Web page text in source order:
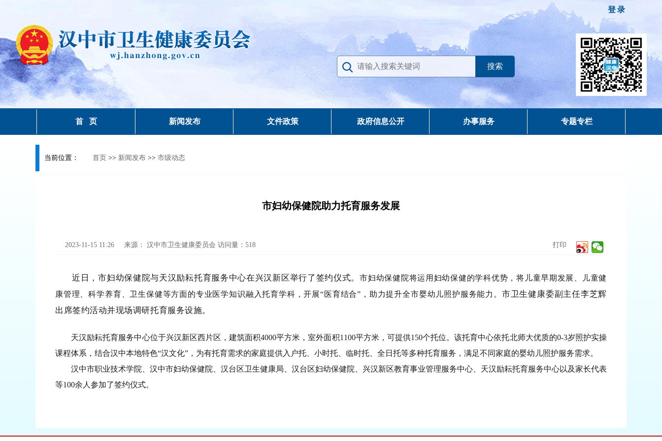
登录
首 页 新闻发布 文件政策 政府信息公开 办事服务 专题专栏
当前位置： 首页 >> 新闻发布 >> 市级动态
市妇幼保健院助力托育服务发展
2023-11-15 11:26 来源： 汉中市卫生健康委员会 访问量： 518 打印
近日，市妇幼保健院与天汉励耘托育服务中心在兴汉新区举行了签约仪式。市妇幼保健院将运用妇幼保健的学科优势，将儿童早期发展、儿童健
康管理、科学养育、卫生保健等方面的专业医学知识融入托育学科，开展“医育结合”，助力提升全市婴幼儿照护服务能力。 市卫生健康委副主任李芝辉
出席签约活动并现场调研托育服务设施。
天汉励耘托育服务中心位于兴汉新区西片区，建筑面积4000平方米，室外面积1100平方米，可提供150个托位。该托育中心依托北师大优质的0-3岁照护实操
课程体系，结合汉中本地特色“汉文化”，为有托育需求的家庭提供入户托、小时托、临时托、全日托等多种托育服务，满足不同家庭的婴幼儿照护服务需求。
汉中市职业技术学院、汉中市妇幼保健院、汉台区卫生健康局、汉台区妇幼保健院、兴汉新区教育事业管理服务中心、天汉励耘托育服务中心以及家长代表
等100余人参加了签约仪式。